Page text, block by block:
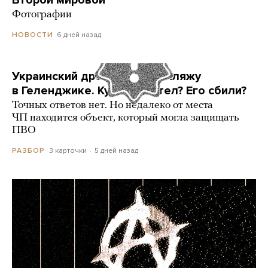
Фотографии
НОВОСТИ 6 дней назад
Украинский дрон попал по пляжу
в Геленджике. Куда он летел? Его сбили?
Точных ответов нет. Но недалеко от места
ЧП находится объект, который могла защищать
ПВО
РАЗБОР 3 карточки 5 дней назад